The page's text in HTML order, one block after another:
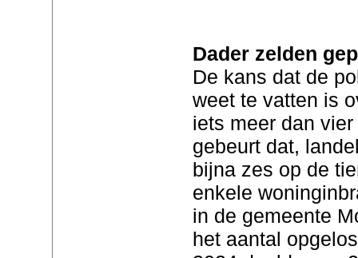
Dader zelden
De kans dat de
weet te vatten is
iets meer dan
gebeurt dat,
bijna zes op de
enkele
in de gemeente
het aantal